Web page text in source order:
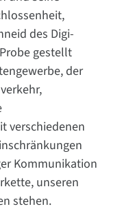
des Digi-
gestellt
der
verschiedenen
Kommunikation
unseren
stehen.